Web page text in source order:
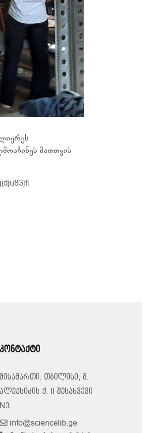
მათთვის
კონტაქტი
მისამართი: თბილისი, მ.
ალექსიძის ქ. II შესახვევი
N3
info@sciencelib.ge